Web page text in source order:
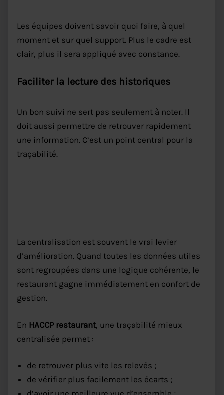
Les équipes doivent savoir quoi faire, à quel
moment et sur quel support. Plus le cadre est
clair, plus il sera appliqué avec constance.
Faciliter la lecture des historiques
Un bon suivi ne sert pas seulement à noter. Il
doit aussi permettre de retrouver rapidement
une information. C’est un point central pour la
traçabilité.
La centralisation est souvent le vrai levier
d’amélioration. Quand toutes les données utiles
sont regroupées dans une logique cohérente, le
restaurant gagne immédiatement en confort de
gestion.
En HACCP restaurant, une traçabilité mieux
centralisée permet :
de retrouver plus vite les relevés ;
de vérifier plus facilement les écarts ;